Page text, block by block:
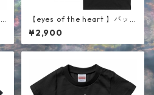
【eyes of the heart 】バッ
クプリント半袖Tシャツ ブラ
ック
¥2,900